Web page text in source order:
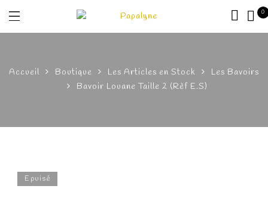
0
Accueil Boutique Les Articles en Stock
Les Bavoirs
Bavoir Louane Taille 2 (Rèf E.S)
Epuisé